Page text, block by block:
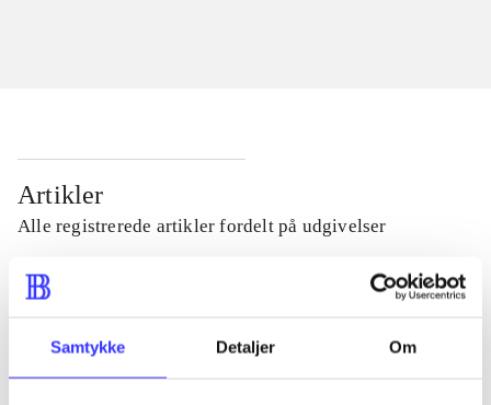
Samtykke Detaljer Om
Artikler
Alle registrerede artikler fordelt på udgivelser
...